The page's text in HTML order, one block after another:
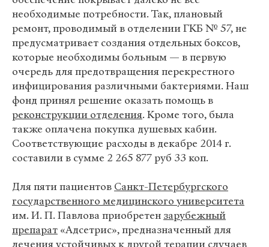
необходимые потребности. Так, плановый
ремонт, проводимый в отделении ГКБ № 57, не
предусматривает создания отдельных боксов,
которые необходимы больным — в первую
очередь для предотвращения перекрестного
инфицирования различными бактериями. Наш
фонд принял решение оказать помощь в
реконструкции отделения. Кроме того, была
также оплачена покупка душевых кабин.
Соответствующие расходы в декабре 2014 г.
составили в сумме 2 265 877 руб 33 коп.
Для пяти пациентов Санкт-Петербургского
государственного медицинского университета
им. И. П. Павлова приобретен зарубежный
препарат «Адсетрис», предназначенный для